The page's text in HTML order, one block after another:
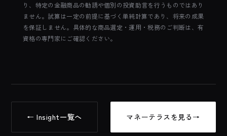
り、特定の金融商品の勧誘や個別の投資助言を行うものではあり
ません。試算は一定の前提に基づく単純計算であり、将来の成果
を保証しません。具体的な商品選定・運用・税務のご判断は、有
資格の専門家にご確認ください。
← Insight一覧へ マネーテラスを見る →